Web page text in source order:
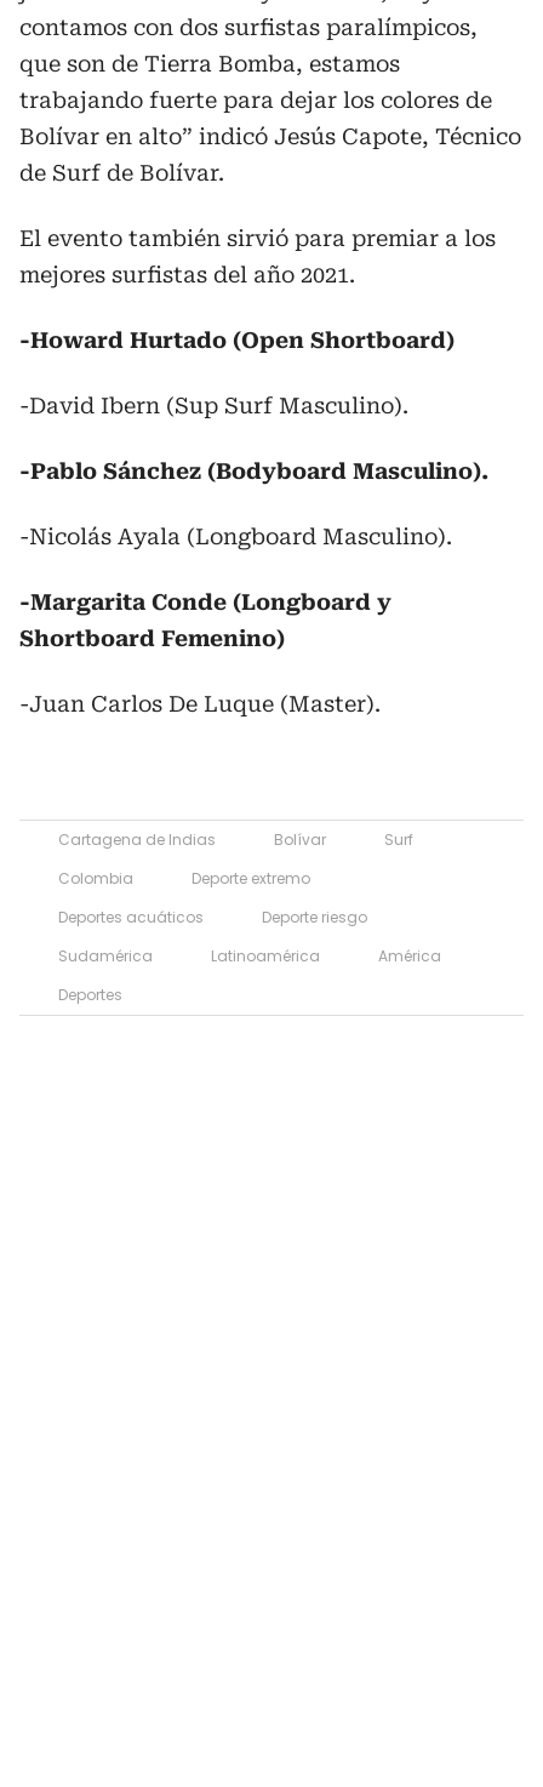
contamos con dos surfistas paralímpicos,
que son de Tierra Bomba, estamos
trabajando fuerte para dejar los colores de
Bolívar en alto” indicó Jesús Capote, Técnico
de Surf de Bolívar.
El evento también sirvió para premiar a los
mejores surfistas del año 2021.
-Howard Hurtado (Open Shortboard)
-David Ibern (Sup Surf Masculino).
-Pablo Sánchez (Bodyboard Masculino).
-Nicolás Ayala (Longboard Masculino).
-Margarita Conde (Longboard y
Shortboard Femenino)
-Juan Carlos De Luque (Master).
Cartagena de Indias Bolívar
Surf
Colombia
Deporte extremo
Deportes acuáticos
Deporte riesgo
Sudamérica
Latinoamérica
América
Deportes